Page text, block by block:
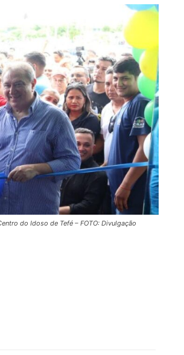
do Idoso de Tefé – FOTO: Divulgação